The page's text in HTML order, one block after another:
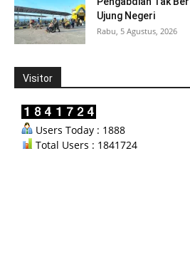
Ujung Negeri
Rabu, 5 Agustus, 2026
Visitor
Users Today : 1888
Total Users : 1841724